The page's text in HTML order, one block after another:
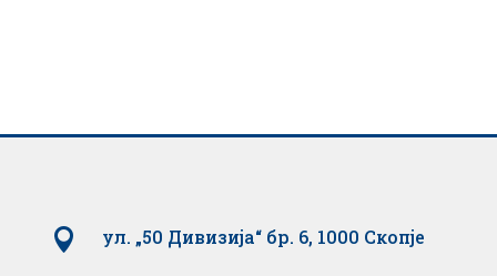
 ул. „50 Дивизија“ бр. 6, 1000 Скопје